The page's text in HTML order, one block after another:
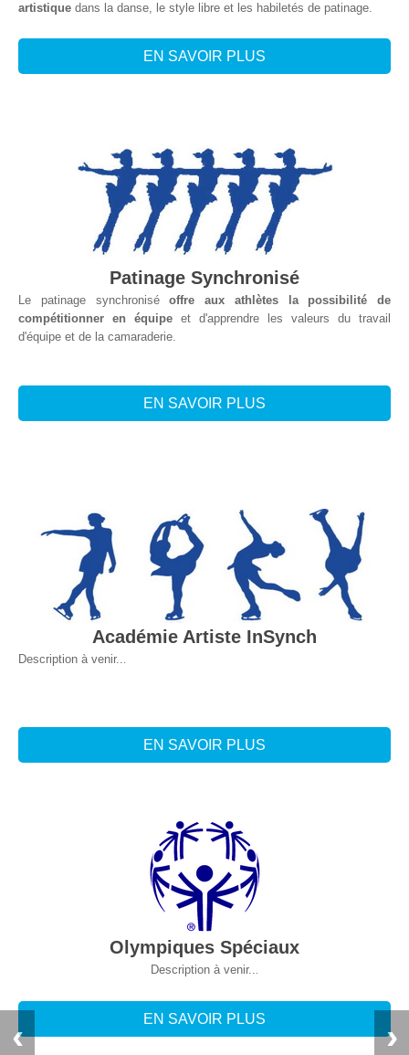
artistique dans la danse, le style libre et les habiletés de patinage.
EN SAVOIR PLUS
Patinage Synchronisé
Le patinage synchroniséoffre aux athlètes la possibilité de
compétitionner en équipe et d'apprendre les valeurs du travail
d'équipe et de la camaraderie.
EN SAVOIR PLUS
Académie Artiste InSynch
Description à venir..
EN SAVOIR PLUS
Olympiques Spéciaux
Description à venir...
EN SAVOIR PLUS